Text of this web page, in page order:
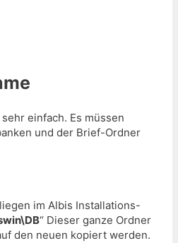
einfach. Es müssen
und der Brief-Ordner
im Albis Installations-
“ Dieser ganze Ordner
den neuen kopiert werden.